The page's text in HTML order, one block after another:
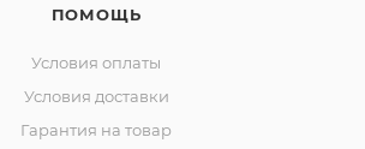
ПОМОЩЬ
Условия оплаты
Условия доставки
Гарантия на товар